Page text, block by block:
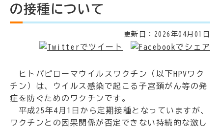
の接種について
更新日： 2026年04月01日
ヒトパピローマウイルスワクチン（以下HPVワク
チン）は、ウイルス感染で起こる子宮頚がん等の発
症を防ぐためのワクチンです。
平成25年4月1日から定期接種となっていますが、
ワクチンとの因果関係が否定できない持続的な激し